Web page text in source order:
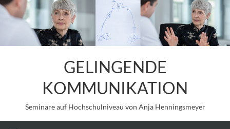
GELINGENDE
KOMMUNIKATION
Seminare auf Hochschulniveau von Anja Henningsmeyer